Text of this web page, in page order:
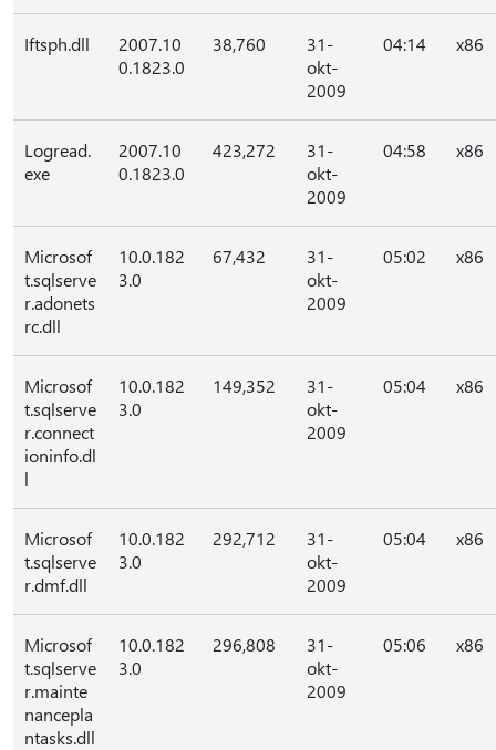
Iftsph.dll
2007.10
0.1823.0
38,760
31-
okt-
2009
04:14 x86
Logread.
exe
2007.10
0.1823.0
423,272
31-
okt-
2009
04:58 x86
Microsof
t.sqlserve
r.adonets
rc.dll
10.0.182
3.0
67,432
31-
okt-
2009
05:02 x86
Microsof
t.sqlserve
r.connect
ioninfo.dl
l
10.0.182
3.0
149,352
31-
okt-
2009
05:04 x86
Microsof
t.sqlserve
r.dmf.dll
10.0.182
3.0
292,712
31-
okt-
2009
05:04 x86
Microsof
t.sqlserve
r.mainte
nancepla
ntasks.dll
10.0.182
3.0
296,808
31-
okt-
2009
05:06 x86